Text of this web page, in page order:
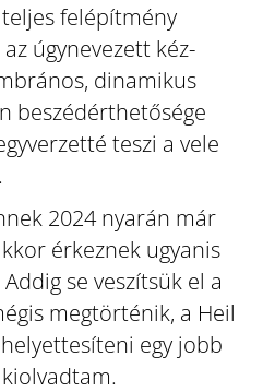
felépítmény
úgynevezett kéz-
dinamikus
beszédérthetősége
teszi a vele
2024 nyarán már
érkeznek ugyanis
se veszítsük el a
megtörténik, a Heil
egy jobb